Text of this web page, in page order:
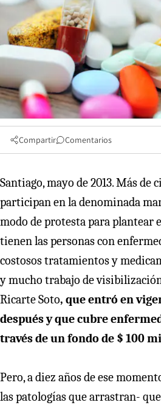
Compartir Comentarios
Santiago, mayo de 2013. Más de
participan en la denominada
modo de protesta para plantear
tienen las personas con
costosos tratamientos y
y mucho trabajo de
Ricarte Soto, que entró en
después y que cubre
través de un fondo de $ 100
Pero, a diez años de ese
las patologías que arrastran-